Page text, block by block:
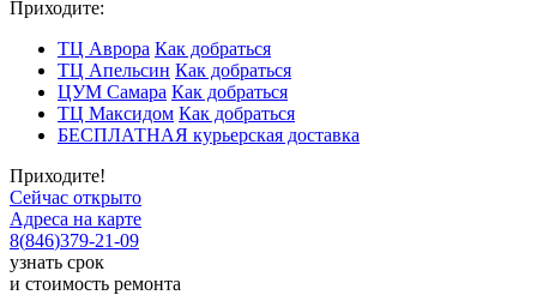
Приходите:
ТЦ Аврора Как добраться
ТЦ Апельсин Как добраться
ЦУМ Самара Как добраться
ТЦ Максидом Как добраться
БЕСПЛАТНАЯ курьерская доставка
Приходите!
Сейчас открыто
Адреса на карте
8(846)379-21-09
узнать срок
и стоимость ремонта